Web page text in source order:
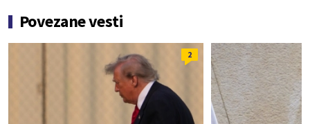
Povezane vesti
2